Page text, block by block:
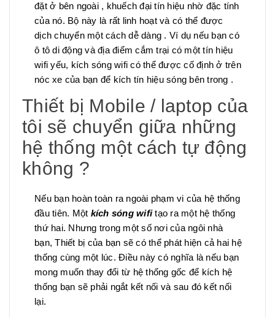
đặt ở bên ngoài , khuếch đại tín hiệu nhờ đặc tính
của nó. Bộ này là rất linh hoạt và có thể được
dịch chuyển một cách dễ dàng . Ví dụ nếu bạn có
ô tô di động và địa điểm cắm trại có một tín hiệu
wifi yếu, kích sóng wifi có thể được cố định ở trên
nóc xe của bạn để kích tín hiệu sóng bên trong .
Thiết bị Mobile / laptop của
tôi sẽ chuyển giữa những
hệ thống một cách tự động
không ?
Nếu bạn hoàn toàn ra ngoài phạm vi của hệ thống
đầu tiên. Một kích sóng wifitạo ra một hệ thống
thứ hai. Nhưng trong một số nơi của ngôi nhà
bạn, Thiết bị của bạn sẽ có thể phát hiện cả hai hệ
thống cùng một lúc. Điều này có nghĩa là nếu bạn
mong muốn thay đổi từ hệ thống gốc để kích hệ
thống bạn sẽ phải ngắt kết nối và sau đó kết nối
lại.